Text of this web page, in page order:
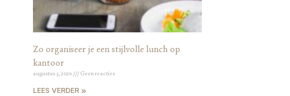
Zo organiseer je een stijlvolle lunch op
kantoor
augustus 3, 2026 Geen reacties
LEES VERDER »